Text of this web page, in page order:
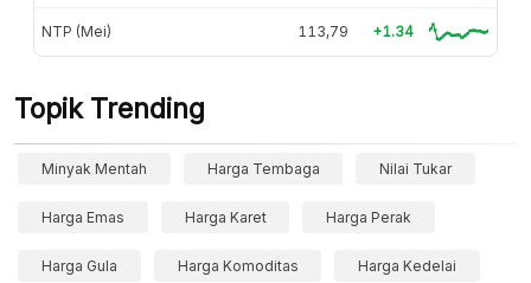
NTP (Mei) 113,79 +1.34
Topik Trending
Minyak Mentah Harga Tembaga Nilai Tukar
Harga Emas Harga Karet Harga Perak
Harga Gula Harga Komoditas Harga Kedelai